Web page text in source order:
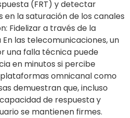
(FRT) y detectar
la saturación de los canales
Fidelizar a través de la
las telecomunicaciones, un
una falla técnica puede
en minutos si percibe
omnicanal como
demuestran que, incluso
de respuesta y
se mantienen firmes.